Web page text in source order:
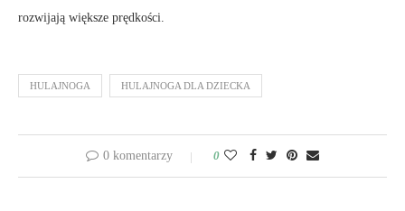
rozwijają większe prędkości.
HULAJNOGA HULAJNOGA DLA DZIECKA
0 komentarzy 0